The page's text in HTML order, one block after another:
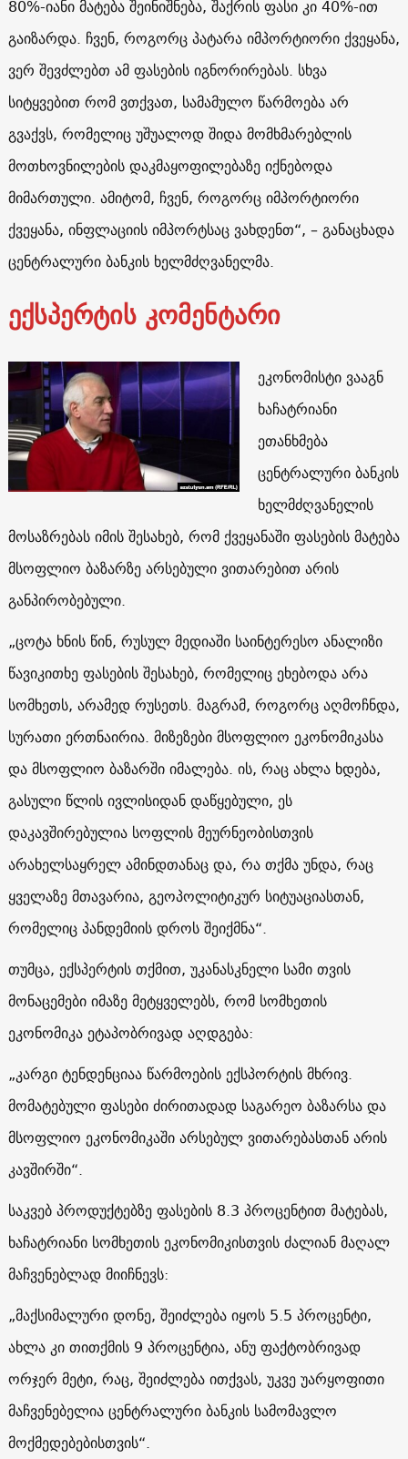
80%-იანი მატება შეინიშნება, შაქრის ფასი კი 40%-ით
გაიზარდა. ჩვენ, როგორც პატარა იმპორტიორი ქვეყანა,
ვერ შევძლებთ ამ ფასების იგნორირებას. სხვა
სიტყვებით რომ ვთქვათ, სამამულო წარმოება არ
გვაქვს, რომელიც უშუალოდ შიდა მომხმარებლის
მოთხოვნილების დაკმაყოფილებაზე იქნებოდა
მიმართული. ამიტომ, ჩვენ, როგორც იმპორტიორი
ქვეყანა, ინფლაციის იმპორტსაც ვახდენთ“, – განაცხადა
ცენტრალური ბანკის ხელმძღვანელმა.
ექსპერტის კომენტარი
ეკონომისტი ვააგნ
ხაჩატრიანი
ეთანხმება
ცენტრალური ბანკის
ხელმძღვანელის
მოსაზრებას იმის შესახებ, რომ ქვეყანაში ფასების მატება
მსოფლიო ბაზარზე არსებული ვითარებით არის
განპირობებული.
„ცოტა ხნის წინ, რუსულ მედიაში საინტერესო ანალიზი
წავიკითხე ფასების შესახებ, რომელიც ეხებოდა არა
სომხეთს, არამედ რუსეთს. მაგრამ, როგორც აღმოჩნდა,
სურათი ერთნაირია. მიზეზები მსოფლიო ეკონომიკასა
და მსოფლიო ბაზარში იმალება. ის, რაც ახლა ხდება,
გასული წლის ივლისიდან დაწყებული, ეს
დაკავშირებულია სოფლის მეურნეობისთვის
არახელსაყრელ ამინდთანაც და, რა თქმა უნდა, რაც
ყველაზე მთავარია, გეოპოლიტიკურ სიტუაციასთან,
რომელიც პანდემიის დროს შეიქმნა“.
თუმცა, ექსპერტის თქმით, უკანასკნელი სამი თვის
მონაცემები იმაზე მეტყველებს, რომ სომხეთის
ეკონომიკა ეტაპობრივად აღდგება:
„კარგი ტენდენციაა წარმოების ექსპორტის მხრივ.
მომატებული ფასები ძირითადად საგარეო ბაზარსა და
მსოფლიო ეკონომიკაში არსებულ ვითარებასთან არის
კავშირში“.
საკვებ პროდუქტებზე ფასების 8.3 პროცენტით მატებას,
ხაჩატრიანი სომხეთის ეკონომიკისთვის ძალიან მაღალ
მაჩვენებლად მიიჩნევს:
„მაქსიმალური დონე, შეიძლება იყოს 5.5 პროცენტი,
ახლა კი თითქმის 9 პროცენტია, ანუ ფაქტობრივად
ორჯერ მეტი, რაც, შეიძლება ითქვას, უკვე უარყოფითი
მაჩვენებელია ცენტრალური ბანკის სამომავლო
მოქმედებებისთვის“.